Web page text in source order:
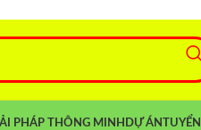
PHÁP THÔNG MINH DỰ ÁN